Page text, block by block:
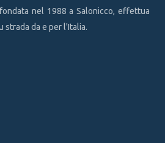
fondata nel 1988 a Salonicco, effettua
da e per l'Italia.